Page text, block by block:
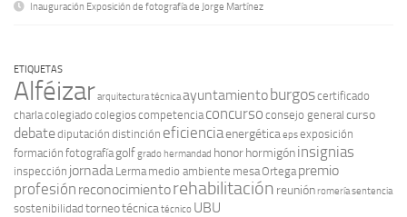
Inauguración Exposición de fotografía de Jorge Martínez
ETIQUETAS
Alféizararquitectura técnicaayuntamientoburgoscertificado
charlacolegiado colegioscompetencia concurso consejo general curso
debatediputación distinción eficienciaenergéticaepsexposición
formación fotografía golfgradohermandad honorhormigóninsignias
inspección jornada Lerma medio ambiente mesaOrtega premio
profesión reconocimientorehabilitación reuniónromeríasentencia
sostenibilidad torneotécnicatécnico UBU